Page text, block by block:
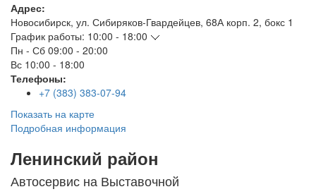
Адрес:
Новосибирск, ул. Сибиряков-Гвардейцев, 68А корп. 2, бокс 1
График работы: 10:00 - 18:00
Пн - Сб 09:00 - 20:00
Вс 10:00 - 18:00
Телефоны:
+7 (383) 383-07-94
Показать на карте
Подробная информация
Ленинский район
Автосервис на Выставочной